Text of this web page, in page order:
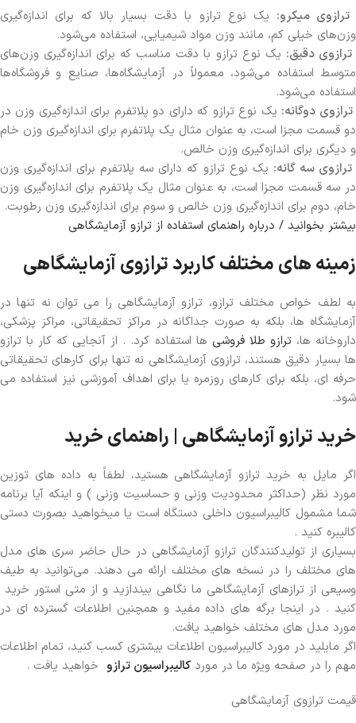
ترازوی میکرو: یک نوع ترازو با دقت بسیار بالا که برای اندازه‌گیری
وزن‌های خیلی کم، مانند وزن مواد شیمیایی، استفاده می‌شود.
ترازوی دقیق: یک نوع ترازو با دقت مناسب که برای اندازه‌گیری وزن‌های
متوسط استفاده می‌شود، معمولاً در آزمایشگاه‌ها، صنایع و فروشگاه‌ها
استفاده می‌شود.
ترازوی دوگانه: یک نوع ترازو که دارای دو پلاتفرم برای اندازه‌گیری وزن در
دو قسمت مجزا است، به عنوان مثال یک پلاتفرم برای اندازه‌گیری وزن خام
و دیگری برای اندازه‌گیری وزن خالص.
ترازوی سه گانه: یک نوع ترازو که دارای سه پلاتفرم برای اندازه‌گیری وزن
در سه قسمت مجزا است، به عنوان مثال یک پلاتفرم برای اندازه‌گیری وزن
خام، دوم برای اندازه‌گیری وزن خالص و سوم برای اندازه‌گیری وزن رطوبت.
بیشتر بخوانید / درباره راهنمای استفاده از ترازو آزمایشگاهی
زمینه های مختلف کاربرد ترازوی آزمایشگاهی
به لطف خواص مختلف ترازو، ترازو آزمایشگاهی را می توان نه تنها در
آزمایشگاه ها، بلکه به صورت جداگانه در مراکز تحقیقاتی، مراکز پزشکی،
داروخانه ها،ترازو طلا فروشی ها استفاده کرد. . از آنجایی که کار با ترازو
ها بسیار دقیق هستند، ترازوی آزمایشگاهی نه تنها برای کارهای تحقیقاتی
حرفه ای، بلکه برای کارهای روزمره یا برای اهداف آموزشی نیز استفاده می
شود.
خرید ترازو آزمایشگاهی | راهنمای خرید
اگر مایل به خرید ترازو آزمایشگاهی هستید، لطفاً به داده های توزین
مورد نظر (حداکثر محدودیت وزنی و حساسیت وزنی ) و اینکه آیا برنامه
شما مشمول کالیبراسیون داخلی دستگاه است یا میخواهید بصورت دستی
کالیبره کنید .
بسیاری از تولیدکنندگان ترازو آزمایشگاهی در حال حاضر سری های مدل
های مختلف را در نسخه های مختلف ارائه می دهند. می‌توانید به طیف
وسیعی از ترازهای آزمایشگاهی ما نگاهی بیندازید و از متی استور خرید
کنید . در اینجا برگه های داده مفید و همچنین اطلاعات گسترده ای در
مورد مدل های مختلف خواهید یافت.
اگر مایلید در مورد کالیبراسیون اطلاعات بیشتری کسب کنید، تمام اطلاعات
مهم را در صفحه ویژه ما در مورد کالیبراسیون ترازو خواهید یافت .
قیمت ترازوی آزمایشگاهی